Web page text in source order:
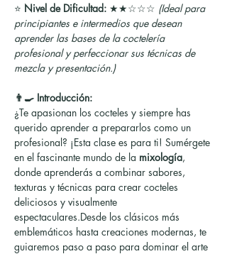
⭐ Nivel de Dificultad: ★★☆☆☆ (Ideal para
principiantes e intermedios que desean
aprender las bases de la coctelería
profesional y perfeccionar sus técnicas de
mezcla y presentación.)
👨‍🍳 Introducción:
¿Te apasionan los cocteles y siempre has
querido aprender a prepararlos como un
profesional? ¡Esta clase es para ti! Sumérgete
en el fascinante mundo de la mixología,
donde aprenderás a combinar sabores,
texturas y técnicas para crear cocteles
deliciosos y visualmente
espectaculares.Desde los clásicos más
emblemáticos hasta creaciones modernas, te
guiaremos paso a paso para dominar el arte